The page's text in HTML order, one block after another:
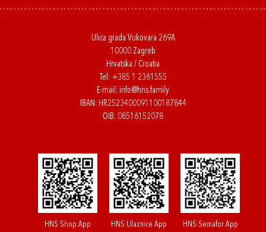
Ulica grada Vukovara 269A
10000 Zagreb
Hrvatska / Croatia
Tel: +385 1 2361555
E-mail: info@hns.family
IBAN: HR2523400091100187844
OIB: 08516152078
HNS Shop App HNS Ulaznice App HNS Semafor App